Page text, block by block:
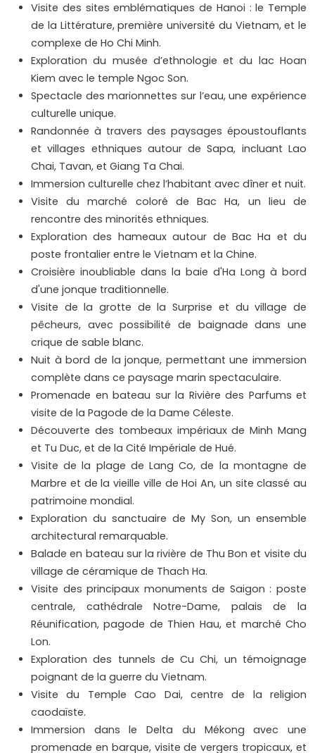
Visite des sites emblématiques de Hanoi : le Temple
de la Littérature, première université du Vietnam, et le
complexe de Ho Chi Minh.
Exploration du musée d’ethnologie et du lac Hoan
Kiem avec le temple Ngoc Son.
Spectacle des marionnettes sur l’eau, une expérience
culturelle unique.
Randonnée à travers des paysages époustouflants
et villages ethniques autour de Sapa, incluant Lao
Chai, Tavan, et Giang Ta Chai.
Immersion culturelle chez l’habitant avec dîner et nuit.
Visite du marché coloré de Bac Ha, un lieu de
rencontre des minorités ethniques.
Exploration des hameaux autour de Bac Ha et du
poste frontalier entre le Vietnam et la Chine.
Croisière inoubliable dans la baie d'Ha Long à bord
d'une jonque traditionnelle.
Visite de la grotte de la Surprise et du village de
pêcheurs, avec possibilité de baignade dans une
crique de sable blanc.
Nuit à bord de la jonque, permettant une immersion
complète dans ce paysage marin spectaculaire.
Promenade en bateau sur la Rivière des Parfums et
visite de la Pagode de la Dame Céleste.
Découverte des tombeaux impériaux de Minh Mang
et Tu Duc, et de la Cité Impériale de Hué.
Visite de la plage de Lang Co, de la montagne de
Marbre et de la vieille ville de Hoi An, un site classé au
patrimoine mondial.
Exploration du sanctuaire de My Son, un ensemble
architectural remarquable.
Balade en bateau sur la rivière de Thu Bon et visite du
village de céramique de Thach Ha.
Visite des principaux monuments de Saigon : poste
centrale, cathédrale Notre-Dame, palais de la
Réunification, pagode de Thien Hau, et marché Cho
Lon.
Exploration des tunnels de Cu Chi, un témoignage
poignant de la guerre du Vietnam.
Visite du Temple Cao Dai, centre de la religion
caodaïste.
Immersion dans le Delta du Mékong avec une
promenade en barque, visite de vergers tropicaux, et